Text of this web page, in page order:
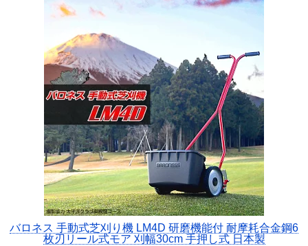
バロネス 手動式芝刈り機 LM4D 研磨機能付 耐摩耗合金鋼6
枚刃リール式モア 刈幅30cm 手押し式 日本製